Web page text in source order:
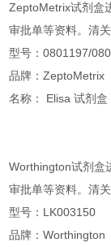
ZeptoMetrix试剂盒
审批单等资料。清
型号：0801197/
品牌：ZeptoMetrix
名称： Elisa 试剂盒
Worthington试剂盒
审批单等资料。清
型号：LK003150
品牌：Worthington